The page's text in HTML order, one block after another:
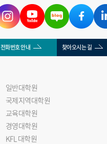
전화번호 안내 찾아오시는 길
일반대학원
국제지역대학원
교육대학원
경영대학원
KFL 대학원